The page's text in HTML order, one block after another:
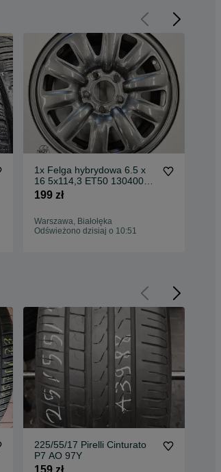
1x Felga hybrydowa 6.5 x
16 5x114,3 ET50 130400A
NOWA - patrz opis [U]
199 zł
Warszawa, Białołęka
Odświeżono dzisiaj o 10:51
225/55/17 Pirelli Cinturato
P7 AO 97Y
159 zł